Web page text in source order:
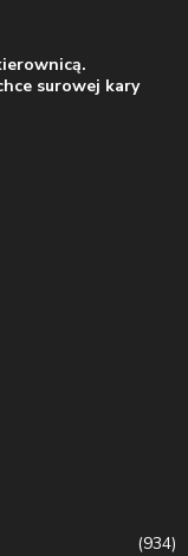
surowej kary
(934)